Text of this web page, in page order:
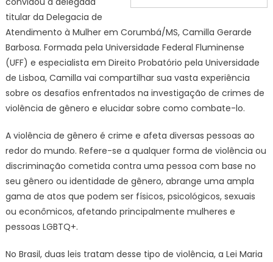
titular da Delegacia de
Atendimento à Mulher em Corumbá/MS, Camilla Gerarde
Barbosa. Formada pela Universidade Federal Fluminense
(UFF) e especialista em Direito Probatório pela Universidade
de Lisboa, Camilla vai compartilhar sua vasta experiência
sobre os desafios enfrentados na investigação de crimes de
violência de gênero e elucidar sobre como combate-lo.
A violência de gênero é crime e afeta diversas pessoas ao
redor do mundo. Refere-se a qualquer forma de violência ou
discriminação cometida contra uma pessoa com base no
seu gênero ou identidade de gênero, abrange uma ampla
gama de atos que podem ser físicos, psicológicos, sexuais
ou econômicos, afetando principalmente mulheres e
pessoas LGBTQ+.
No Brasil, duas leis tratam desse tipo de violência, a Lei Maria